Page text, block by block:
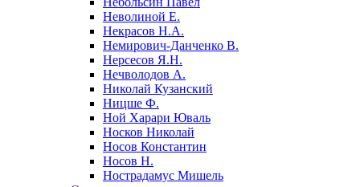
Неволиной Е.
Некрасов Н.А.
Немирович-Данченко В.
Нерсесов Я.Н.
Нечволодов А.
Николай Кузанский
Ницше Ф.
Ной Харари Юваль
Носков Николай
Носов Константин
Носов Н.
Нострадамус Мишель